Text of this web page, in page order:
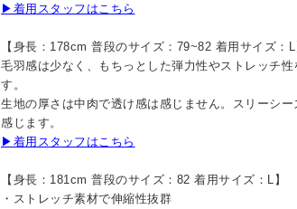
▶着用スタッフはこちら
【身長：178cm 普段のサイズ：79~82 着用サイズ：L
毛羽感は少なく、もちっとした弾力性やストレッチ性
す。
生地の厚さは中肉で透け感は感じません。スリーシー
感じます。
▶着用スタッフはこちら
【身長：181cm 普段のサイズ：82 着用サイズ：L】
・ストレッチ素材で伸縮性抜群